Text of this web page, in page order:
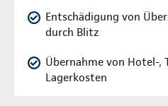
Entschädigung von
durch Blitz
Übernahme von Hotel-,
Lagerkosten